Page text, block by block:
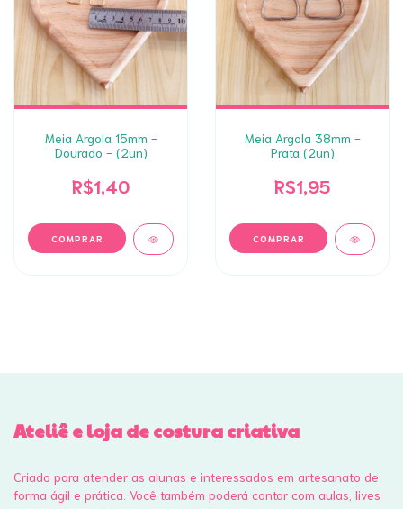
Meia Argola 15mm -
Dourado - (2un)
R$1,40
Meia Argola 38mm -
Prata (2un)
R$1,95
Ateliê e loja de costura criativa
Criado para atender as alunas e interessados em artesanato de
forma ágil e prática. Você também poderá contar com aulas, lives